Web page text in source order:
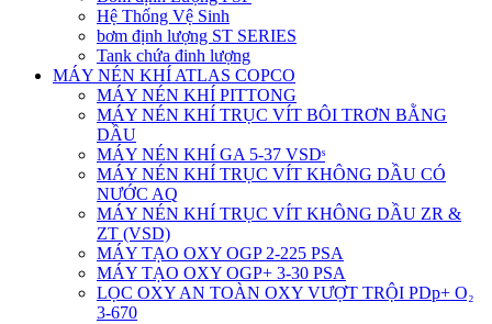
Hệ Thống Vệ Sinh
bơm định lượng ST SERIES
Tank chứa đinh lượng
MÁY NÉN KHÍ ATLAS COPCO
MÁY NÉN KHÍ PITTONG
MÁY NÉN KHÍ TRỤC VÍT BÔI TRƠN BẰNG
DẦU
MÁY NÉN KHÍ GA 5-37 VSDˢ
MÁY NÉN KHÍ TRỤC VÍT KHÔNG DẦU CÓ
NƯỚC AQ
MÁY NÉN KHÍ TRỤC VÍT KHÔNG DẦU ZR &
ZT (VSD)
MÁY TẠO OXY OGP 2-225 PSA
MÁY TẠO OXY OGP+ 3-30 PSA
LỌC OXY AN TOÀN OXY VƯỢT TRỘI PDp+ O₂
3-670